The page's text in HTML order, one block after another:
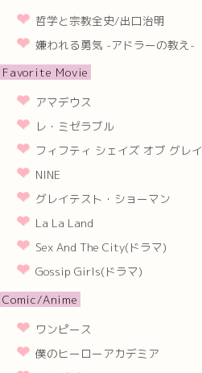
哲学と宗教全史/出口治明
嫌われる勇気 -アドラーの教え-
Favorite Movie
アマデウス
レ・ミゼラブル
フィフティ シェイズ オブ グレイ
NINE
グレイテスト・ショーマン
La La Land
Sex And The City(ドラマ)
Gossip Girls(ドラマ)
Comic/Anime
ワンピース
僕のヒーローアカデミア